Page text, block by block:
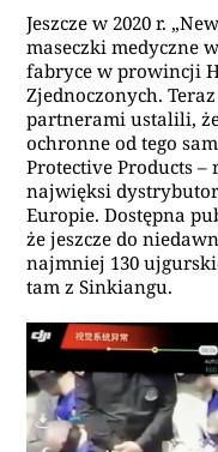
Jeszcze w 2020 r.
maseczki medyczne
fabryce w prowincji
Zjednoczonych.
partnerami ustalili,
ochronne od tego
Protective Products
najwięksi
Europie. Dostępna
że jeszcze do
najmniej 130
tam z Sinkiangu.